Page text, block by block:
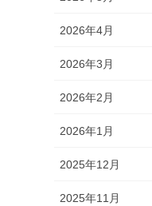
2026年4月
2026年3月
2026年2月
2026年1月
2025年12月
2025年11月